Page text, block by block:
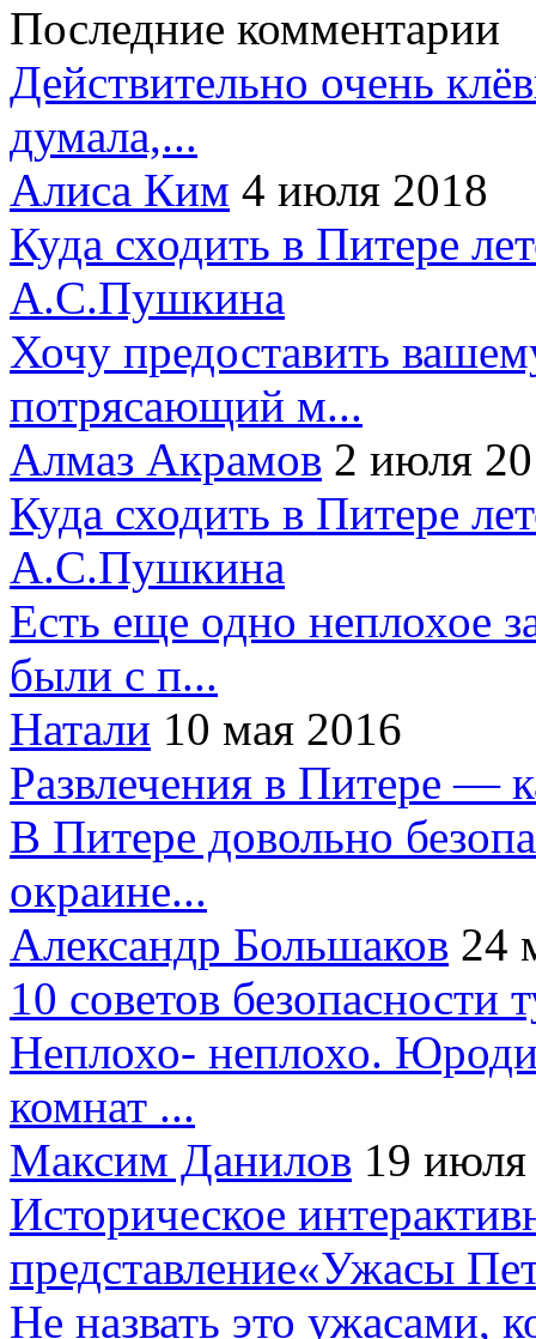
Последние комментарии
Действительно очень
думала,...
Алиса Ким 4 июля 2018
Куда сходить в Питере
А.С.Пушкина
Хочу предоставить
потрясающий м...
Алмаз Акрамов 2 июля
Куда сходить в Питере
А.С.Пушкина
Есть еще одно неплохое
были с п...
Натали 10 мая 2016
Развлечения в Питере —
В Питере довольно
окраине...
Александр Большаков 24
10 советов безопасности
Неплохо- неплохо.
комнат ...
Максим Данилов 19
Историческое
представление«Ужасы
Не назвать это ужасами,